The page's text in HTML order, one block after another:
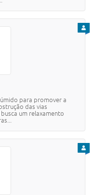
para promover a
das vias
um relaxamento